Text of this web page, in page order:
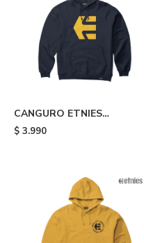
CANGURO ETNIES
CLASSIC ICON - Blue
$ 3.990